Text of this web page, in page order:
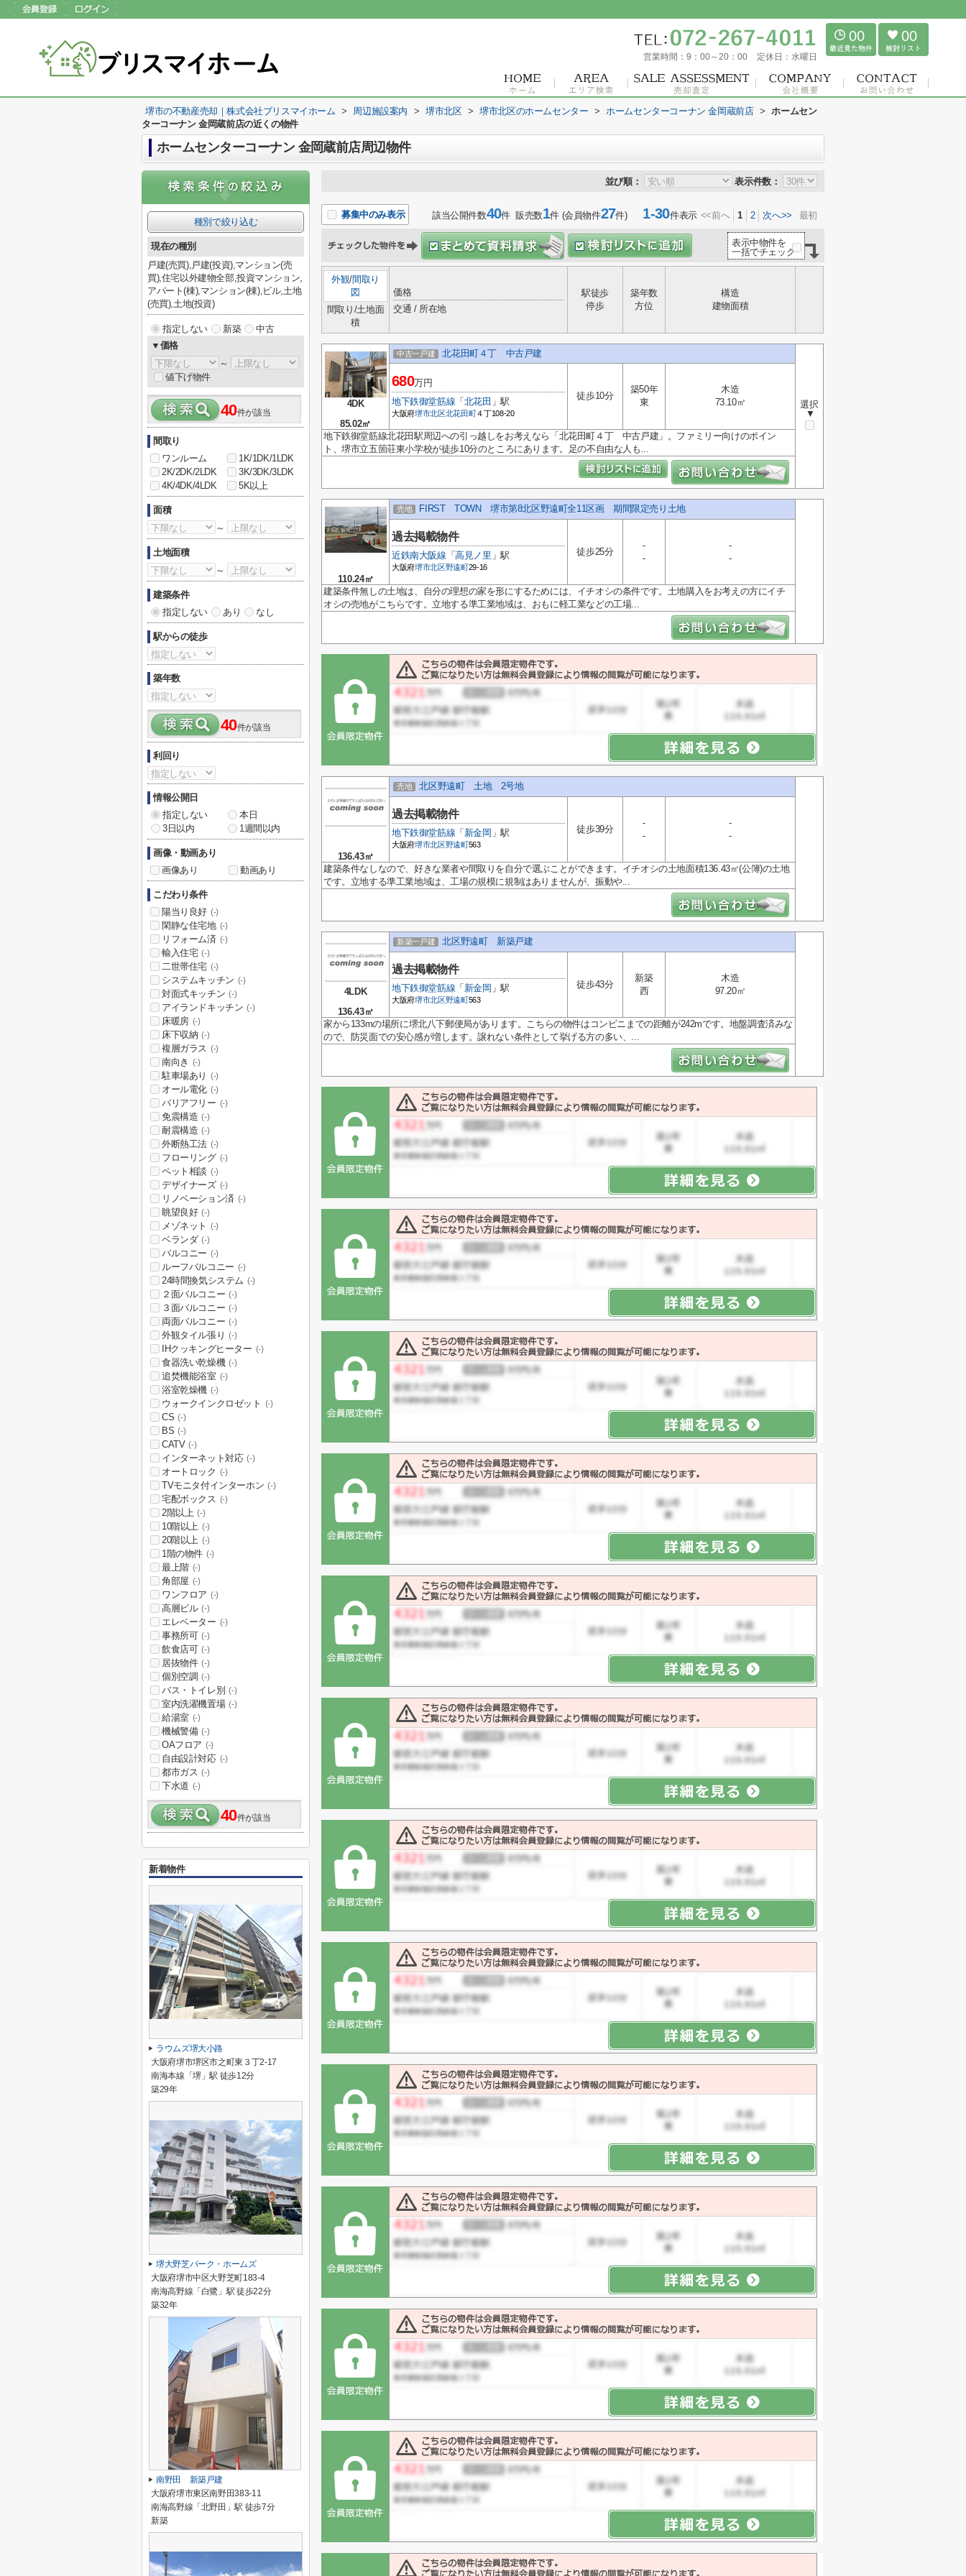
営業時間： 9：00～20：00 定休日： 水曜日
00 00
堺市の不動産売却｜株式会社ブリスマイホーム > 周辺施設案内 > 堺市北区 > 堺市北区のホームセンター > ホームセンターコーナン 金岡蔵前店 >
ホームセン
ターコーナン 金岡蔵前店の近くの物件
ホームセンターコーナン 金岡蔵前店周辺物件
並び順： 表示件数：
募集中のみ表示 該当公開件数40件 販売数1件 (会員物件27件)1-30件表示 <<前へ 1 2 次へ>> 最初
表示中物件を
一括でチェック
外観/間取り
図
間取り/土地面
積
価格
交通 / 所在地
駅徒歩
停歩
築年数
方位
構造
建物面積
4DK
85.02㎡
中古一戸建 北花田町４丁 中古戸建
選択
▼
680万円
地下鉄御堂筋線 「 北花田 」駅
大阪府堺市北区北花田町４丁108-20
徒歩10分
築50年
東
木造
73.10㎡
地下鉄御堂筋線北花田駅周辺への引っ越しをお考えなら「北花田町４丁 中古戸建」。ファミリー向けのポイン
ト、堺市立五箇荘東小学校が徒歩10分のところにあります。足の不自由な人も...
110.24㎡
売地 FIRST TOWN 堺市第8北区野遠町全11区画 期間限定売り土地
過去掲載物件
近鉄南大阪線 「高見ノ里 」駅
大阪府堺市北区野遠町29-16
徒歩25分
-
-
-
-
建築条件無しの土地は、自分の理想の家を形にするためには、イチオシの条件です。土地購入をお考えの方にイチ
オシの売地がこちらです。立地する準工業地域は、おもに軽工業などの工場...
136.43㎡
売地 北区野遠町 土地 2号地
過去掲載物件
地下鉄御堂筋線 「 新金岡 」駅
大阪府堺市北区野遠町563
徒歩39分
-
-
-
-
建築条件なしなので、好きな業者や間取りを自分で選ぶことができます。イチオシの土地面積136.43㎡(公簿)の土地
です。立地する準工業地域は、工場の規模に規制はありませんが、振動や...
4LDK
136.43㎡
新築一戸建 北区野遠町 新築戸建
過去掲載物件
地下鉄御堂筋線 「 新金岡 」駅
大阪府堺市北区野遠町563
徒歩43分
新築
西
木造
97.20㎡
家から133mの場所に堺北八下郵便局があります。こちらの物件はコンビニまでの距離が242mです。地盤調査済みな
ので、防災面での安心感が増します。譲れない条件として挙げる方の多い、...
種別で絞り込む
現在の種別
戸建(売買),戸建(投資),マンション(売
買),住宅以外建物全部,投資マンション,
アパート(棟),マンション(棟),ビル,土地
(売買),土地(投資)
指定しない 新築
中古
▼価格
～
値下げ物件
40件が該当
間取り
ワンルーム
1K/1DK/1LDK
2K/2DK/2LDK
3K/3DK/3LDK
4K/4DK/4LDK
5K以上
面積
～
土地面積
～
建築条件
指定しない
あり なし
駅からの徒歩
築年数
40件が該当
利回り
情報公開日
指定しない
本日
3日以内
1週間以内
画像・動画あり
画像あり
動画あり
こだわり条件
陽当り良好 (-)
閑静な住宅地 (-)
リフォーム済 (-)
輸入住宅 (-)
二世帯住宅 (-)
システムキッチン (-)
対面式キッチン (-)
アイランドキッチン (-)
床暖房 (-)
床下収納 (-)
複層ガラス (-)
南向き (-)
駐車場あり (-)
オール電化 (-)
バリアフリー (-)
免震構造 (-)
耐震構造 (-)
外断熱工法 (-)
フローリング (-)
ペット相談 (-)
デザイナーズ (-)
リノベーション済 (-)
眺望良好 (-)
メゾネット (-)
ベランダ (-)
バルコニー (-)
ルーフバルコニー (-)
24時間換気システム (-)
２面バルコニー (-)
３面バルコニー (-)
両面バルコニー (-)
外観タイル張り (-)
IHクッキングヒーター (-)
食器洗い乾燥機 (-)
追焚機能浴室 (-)
浴室乾燥機 (-)
ウォークインクロゼット (-)
CS (-)
BS (-)
CATV (-)
インターネット対応 (-)
オートロック (-)
TVモニタ付インターホン (-)
宅配ボックス (-)
2階以上 (-)
10階以上 (-)
20階以上 (-)
1階の物件 (-)
最上階 (-)
角部屋 (-)
ワンフロア (-)
高層ビル (-)
エレベーター (-)
事務所可 (-)
飲食店可 (-)
居抜物件 (-)
個別空調 (-)
バス・トイレ別 (-)
室内洗濯機置場 (-)
給湯室 (-)
機械警備 (-)
OAフロア (-)
自由設計対応 (-)
都市ガス (-)
下水道 (-)
40件が該当
新着物件
ラウムズ堺大小路
大阪府堺市堺区市之町東３丁2-17
南海本線「堺」駅 徒歩12分
築29年
堺大野芝パーク・ホームズ
大阪府堺市中区大野芝町183-4
南海高野線「白鷺」駅 徒歩22分
築32年
南野田 新築戸建
大阪府堺市東区南野田383-11
南海高野線「北野田」駅 徒歩7分
新築